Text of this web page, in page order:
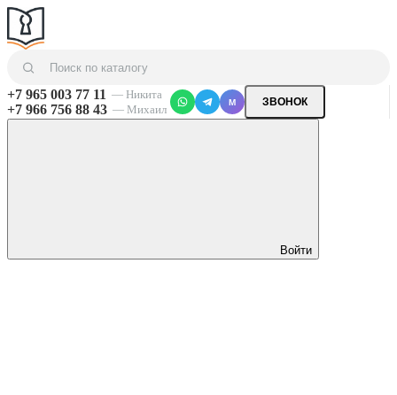
+7 965 003 77 11 — Никита
+7 966 756 88 43 — Михаил
M ЗВОНОК
Войти